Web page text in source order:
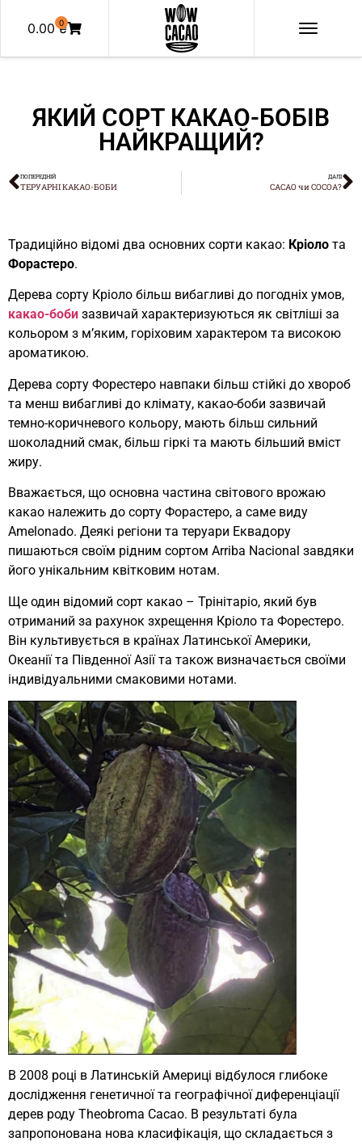
0.00₴
0
ЯКИЙ СОРТ КАКАО-БОБІВ
НАЙКРАЩИЙ?
ПОПЕРЕДНІЙ
ТЕРУАРНІ КАКАО-БОБИ
ДАЛІ
CACAO чи COCOA?
Традиційно відомі два основних сорти какао: Кріоло та
Форастеро.
Дерева сорту Кріоло більш вибагливі до погодніх умов,
какао-боби зазвичай характеризуються як світліші за
кольором з м’яким, горіховим характером та високою
ароматикою.
Дерева сорту Форестеро навпаки більш стійкі до хвороб
та менш вибагливі до клімату, какао-боби зазвичай
темно-коричневого кольору, мають більш сильний
шоколадний смак, більш гіркі та мають більший вміст
жиру.
Вважається, що основна частина світового врожаю
какао належить до сорту Форастеро, а саме виду
Amelonado. Деякі регіони та теруари Еквадору
пишаються своїм рідним сортом Arriba Nacional завдяки
його унікальним квітковим нотам.
Ще один відомий сорт какао – Трінітаріо, який був
отриманий за рахунок зхрещення Кріоло та Форестеро.
Він культивується в країнах Латинської Америки,
Океанії та Південної Азії та також визначається своїми
індивідуальними смаковими нотами.
В 2008 році в Латинській Америці відбулося глибоке
дослідження генетичної та географічної диференціації
дерев роду Theobroma Cacao. В результаті була
запропонована нова класифікація, що складається з